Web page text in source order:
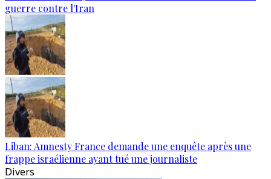
guerre contre l'Iran
Liban: Amnesty France demande une enquête après une
frappe israélienne ayant tué une journaliste
Divers